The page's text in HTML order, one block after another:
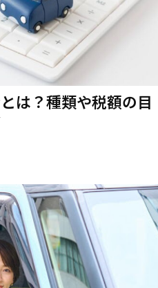
は？種類や税額の目